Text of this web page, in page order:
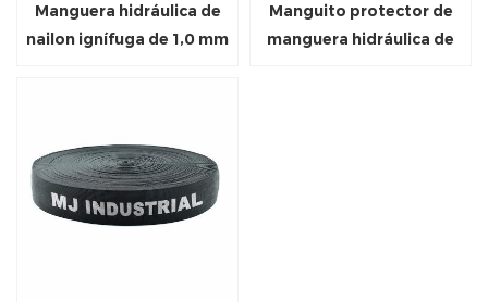
Manguera hidráulica de
nailon ignífuga de 1,0 mm
Manguito protector de
manguera hidráulica de